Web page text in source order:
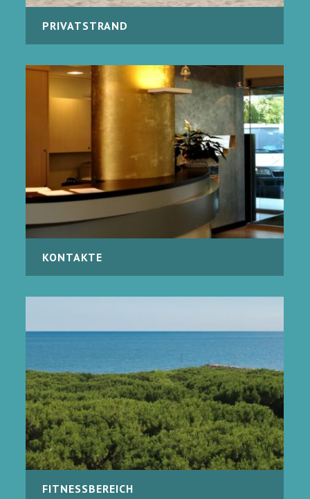
PRIVATSTRAND
KONTAKTE
FITNESSBEREICH